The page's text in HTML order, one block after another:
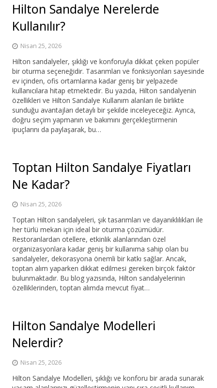
Hilton Sandalye Nerelerde
Kullanılır?
Nisan 25, 2026
Hilton sandalyeler, şıklığı ve konforuyla dikkat çeken popüler
bir oturma seçeneğidir. Tasarımları ve fonksiyonları sayesinde
ev içinden, ofis ortamlarına kadar geniş bir yelpazede
kullanıcılara hitap etmektedir. Bu yazıda, Hilton sandalyenin
özellikleri ve Hilton Sandalye Kullanım alanları ile birlikte
sunduğu avantajları detaylı bir şekilde inceleyeceğiz. Ayrıca,
doğru seçim yapmanın ve bakımını gerçekleştirmenin
ipuçlarını da paylaşarak, bu…
Toptan Hilton Sandalye Fiyatları
Ne Kadar?
Nisan 25, 2026
Toptan Hilton sandalyeleri, şık tasarımları ve dayanıklılıkları ile
her türlü mekan için ideal bir oturma çözümüdür.
Restoranlardan otellere, etkinlik alanlarından özel
organizasyonlara kadar geniş bir kullanıma sahip olan bu
sandalyeler, dekorasyona önemli bir katkı sağlar. Ancak,
toptan alım yaparken dikkat edilmesi gereken birçok faktör
bulunmaktadır. Bu blog yazısında, Hilton sandalyelerinin
özelliklerinden, toptan alımda mevcut fiyat…
Hilton Sandalye Modelleri
Nelerdir?
Nisan 25, 2026
Hilton Sandalye Modelleri, şıklığı ve konforu bir arada sunarak